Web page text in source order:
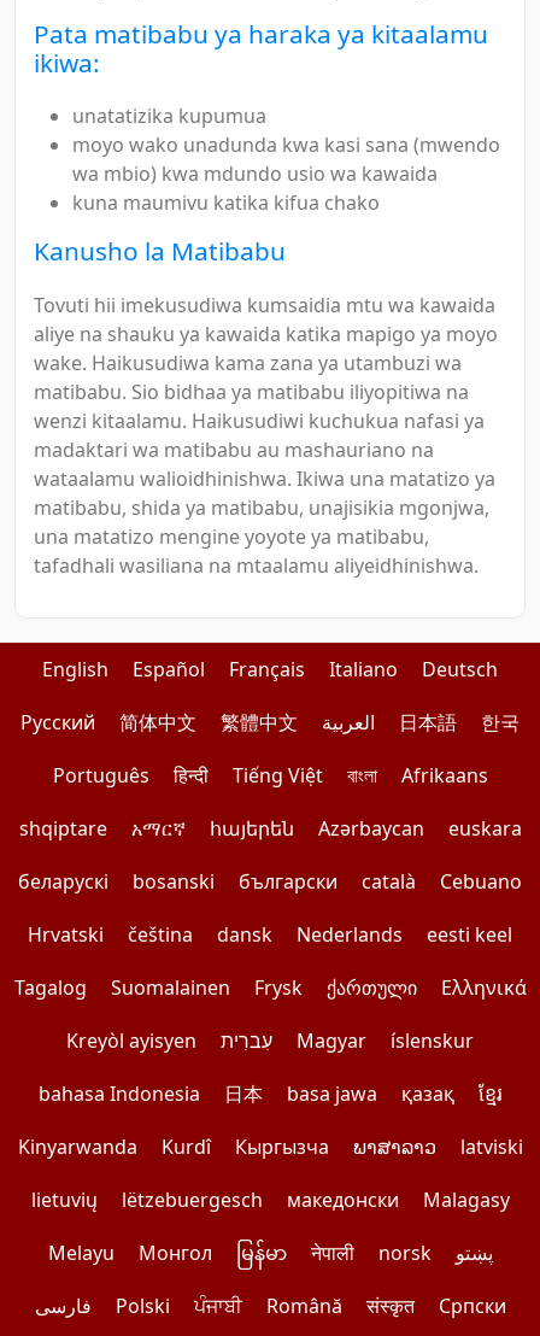
Pata matibabu ya haraka ya kitaalamu
ikiwa:
unatatizika kupumua
moyo wako unadunda kwa kasi sana (mwendo
wa mbio) kwa mdundo usio wa kawaida
kuna maumivu katika kifua chako
Kanusho la Matibabu
Tovuti hii imekusudiwa kumsaidia mtu wa kawaida
aliye na shauku ya kawaida katika mapigo ya moyo
wake. Haikusudiwa kama zana ya utambuzi wa
matibabu. Sio bidhaa ya matibabu iliyopitiwa na
wenzi kitaalamu. Haikusudiwi kuchukua nafasi ya
madaktari wa matibabu au mashauriano na
wataalamu walioidhinishwa. Ikiwa una matatizo ya
matibabu, shida ya matibabu, unajisikia mgonjwa,
una matatizo mengine yoyote ya matibabu,
tafadhali wasiliana na mtaalamu aliyeidhinishwa.
English Español Français Italiano
Deutsch
Pусский
简体中文 繁體中文 العربية 日本語
한국
Português
हिन्दी Tiếng Việt বাংলা
Afrikaans
shqiptare
አማርኛ հայերեն Azərbaycan
euskara
беларускі
bosanski български català
Cebuano
Hrvatski
čeština dansk Nederlands
eesti keel
Tagalog
Suomalainen Frysk ქართული
Ελληνικά
Kreyòl ayisyen
עִברִית Magyar
íslenskur
bahasa Indonesia
日本 basa jawa қазақ
ខ្មែរ
Kinyarwanda
Kurdî Кыргызча ພາສາລາວ
latviski
lietuvių
lëtzebuergesch македонски
Malagasy
Melayu
Монгол မြန်မာ नेपाली norsk
پښتو
فارسی
Polski ਪੰਜਾਬੀ Română संस्कृत Српски